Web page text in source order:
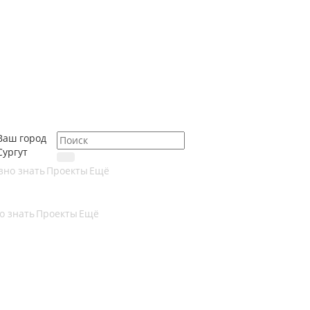
город
знатьПроекты Ещё
знатьПроекты Ещё